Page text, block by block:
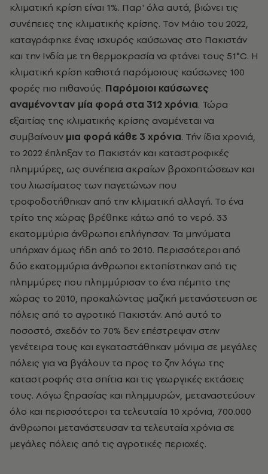
κλιματική κρίση είναι 1%. Παρ' όλα αυτά, βιώνει τις
συνέπειες της κλιματικής κρίσης. Τον Μάιο του 2022,
καταγράφηκε ένας ισχυρός καύσωνας στο Πακιστάν
και την Ινδία με τη θερμοκρασία να φτάνει τους 51°C. Η
κλιματική κρίση καθιστά παρόμοιους καύσωνες 100
φορές πιο πιθανούς. Παρόμοιοι καύσωνες
αναμένονταν μία φορά στα 312 χρόνια. Τώρα
εξαιτίας της κλιματικής κρίσης αναμένεται να
συμβαίνουν μια φορά κάθε 3 χρόνια. Τήν ίδια χρονιά,
το 2022 έπληξαν το Πακιστάν και καταστροφικές
πλημμύρες, ως συνέπεια ακραίων βροχοπτώσεων και
του λιωσίματος των παγετώνων που
τροφοδοτήθηκαν από την κλιματική αλλαγή. Το ένα
τρίτο της χώρας βρέθηκε κάτω από το νερό. 33
εκατομμύρια άνθρωποι επλήγησαν. Τα μηνύματα
υπήρχαν όμως ήδη από το 2010. Περισσότεροι από
δύο εκατομμύρια άνθρωποι εκτοπίστηκαν από τις
πλημμύρες που πλημμύρισαν το ένα πέμπτο της
χώρας το 2010, προκαλώντας μαζική μετανάστευση σε
πόλεις από το αγροτικό Πακιστάν. Από αυτό το
ποσοστό, σχεδόν το 70% δεν επέστρεψαν στην
γενέτειρα τους και εγκαταστάθηκαν μόνιμα σε μεγάλες
πόλεις για να βγάλουν τα προς το ζην λόγω της
καταστροφής στα σπίτια και τις γεωργικές εκτάσεις
τους. Λόγω ξηρασίας και πλημμυρών, μεταναστεύουν
όλο και περισσότεροι τα τελευταία 10 χρόνια, 700.000
άνθρωποι μετανάστευσαν τα τελευταία χρόνια σε
μεγάλες πόλεις από τις αγροτικές περιοχές.